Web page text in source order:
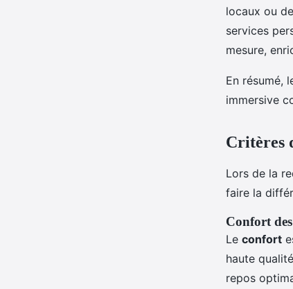
locaux ou
services
mesure,
En résumé,
immersive
Critères
Lors de la
faire la
Confort
Le confort
haute
repos